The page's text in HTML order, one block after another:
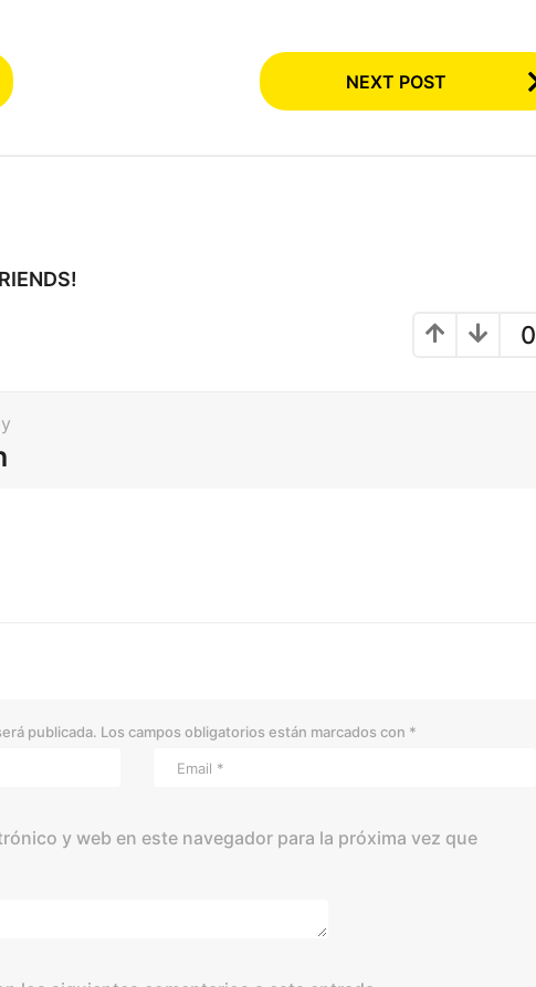
NEXT POST
0
publicada. Los campos obligatorios están marcados con *
y web en este navegador para la próxima vez que